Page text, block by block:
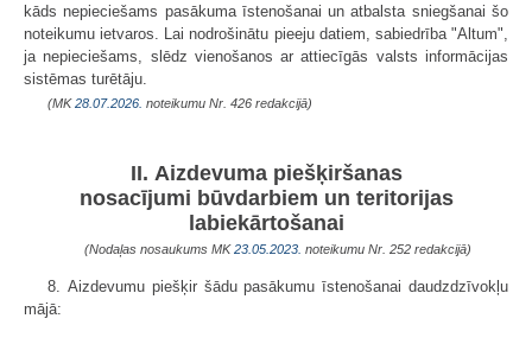
kāds nepieciešams pasākuma īstenošanai un atbalsta sniegšanai šo
noteikumu ietvaros. Lai nodrošinātu pieeju datiem, sabiedrība "Altum",
ja nepieciešams, slēdz vienošanos ar attiecīgās valsts informācijas
sistēmas turētāju.
(MK28.07.2026. noteikumu Nr. 426 redakcijā)
II. Aizdevuma piešķiršanas
nosacījumi būvdarbiem un teritorijas
labiekārtošanai
(Nodaļas nosaukums MK23.05.2023. noteikumu Nr. 252 redakcijā)
8. Aizdevumu piešķir šādu pasākumu īstenošanai daudzdzīvokļu
mājā: